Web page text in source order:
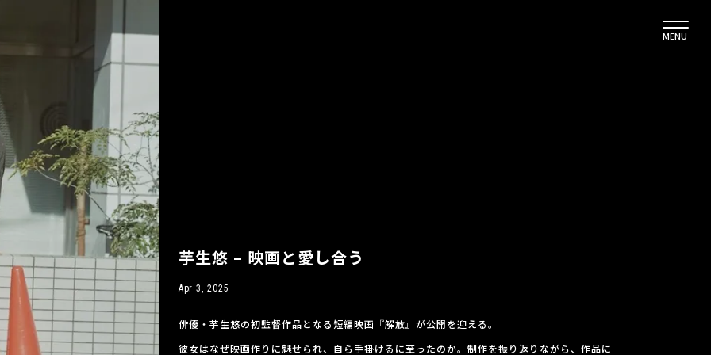
MENU
芋生悠 – 映画と愛し合う
Apr 3, 2025
俳優・芋生悠の初監督作品となる短編映画『解放』が公開を迎える。
彼女はなぜ映画作りに魅せられ、自ら手掛けるに至ったのか。制作を振り返りながら、作品に